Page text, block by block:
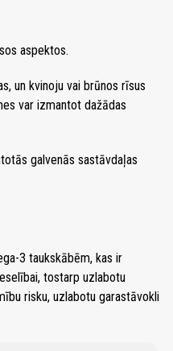
aspektos.
un kvinoju vai brūnos rīsus
var izmantot dažādas
galvenās sastāvdaļas
3 taukskābēm, kas ir
tostarp uzlabotu
risku, uzlabotu garastāvokli